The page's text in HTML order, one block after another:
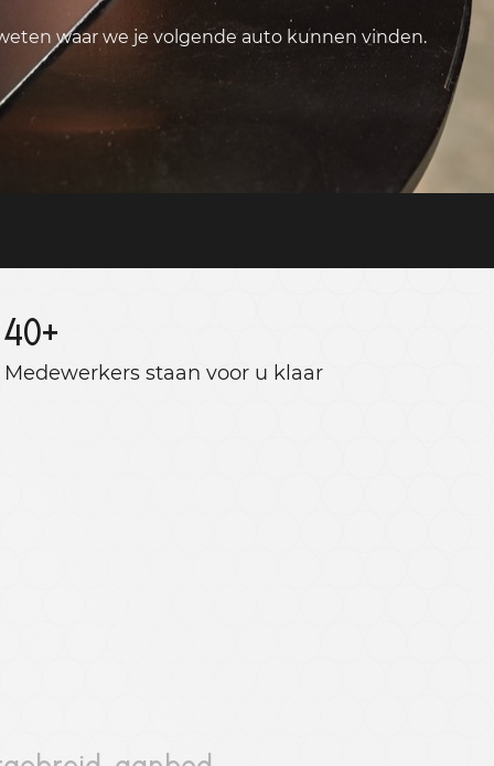
waar we je volgende auto kunnen vinden.
40+
Medewerkers staan ​​voor u klaar